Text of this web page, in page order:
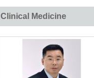
Clinical Medicine